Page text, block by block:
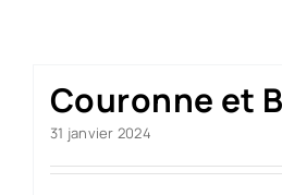
Couronne et
31 janvier 2024